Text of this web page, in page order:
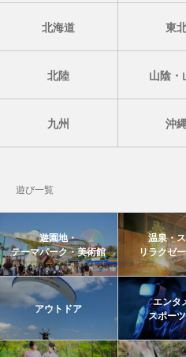
北海道 東
北陸 山陰・
九州 沖
遊び一覧
遊園地・
テーマパーク・美術館
温泉・
リラクゼ
アウトドア
エンタ
スポー